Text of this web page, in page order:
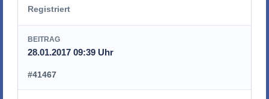
Registriert
BEITRAG
28.01.2017 09:39 Uhr
#41467